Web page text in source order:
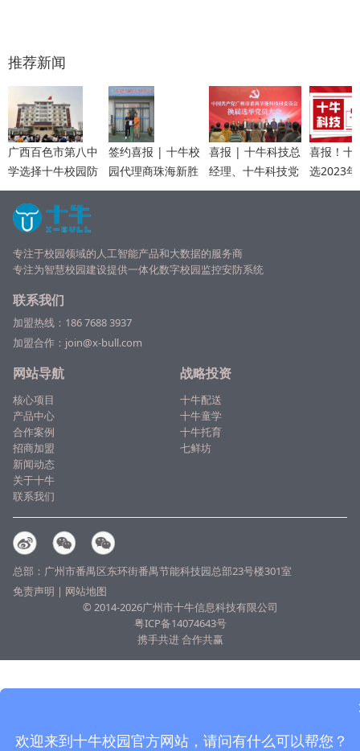
推荐新闻
广西百色市第八中
学选择十牛校园防
霸凌系统，筑立校
园防霸凌建设
签约喜报 | 十牛校
园代理商珠海新胜
网络科技加盟十牛
喜报 | 十牛科技总
经理、十牛科技党
支部书记李琼当选
委员
喜报！十
选2023
上市企业
专注于校园领域的人工智能产品和大数据的服务商
专注为智慧校园建设提供一体化数字校园监控安防系统
联系我们
加盟热线： 186 7688 3937
加盟合作：join@x-bull.com
网站导航
核心项目
产品中心
合作案例
招商加盟
新闻动态
关于十牛
联系我们
战略投资
十牛配送
十牛童学
十牛托育
七鲜坊
总部：广州市番禺区东环街番禺节能科技园总部23号楼301室
免责声明 | 网站地图
© 2014-2026广州市十牛信息科技有限公司
粤ICP备14074643号
携手共进 合作共赢
欢迎来到十牛校园官方网站，请问有什么可以帮您？